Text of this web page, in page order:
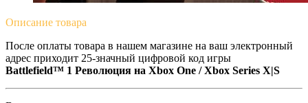
Описание товара
После оплаты товара в нашем магазине на ваш электронный
адрес приходит 25-значный цифровой код игры
Battlefield™ 1 Революция на Xbox One / Xbox Series X|S